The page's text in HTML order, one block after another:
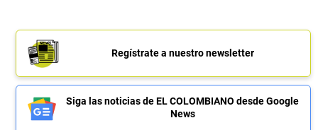
Regístrate a nuestro newsletter
Siga las noticias de EL COLOMBIANO desde Google
News